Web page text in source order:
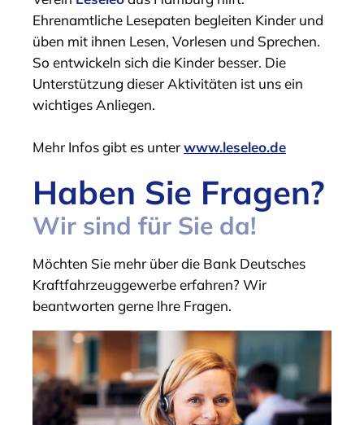
Ehrenamtliche Lesepaten begleiten Kinder und
üben mit ihnen Lesen, Vorlesen und Sprechen.
So entwickeln sich die Kinder besser. Die
Unterstützung dieser Aktivitäten ist uns ein
wichtiges Anliegen.
Mehr Infos gibt es unterwww.leseleo.de
Haben Sie Fragen?
Wir sind für Sie da!
Möchten Sie mehr über die Bank Deutsches
Kraftfahrzeuggewerbe erfahren? Wir
beantworten gerne Ihre Fragen.